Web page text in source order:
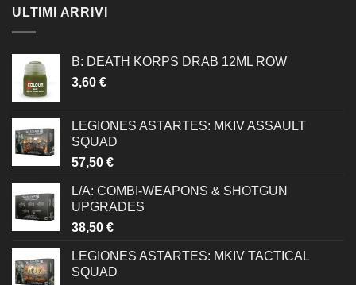
ULTIMI ARRIVI
B: DEATH KORPS DRAB 12ML ROW
3,60 €
LEGIONES ASTARTES: MKIV ASSAULT
SQUAD
57,50 €
L/A: COMBI-WEAPONS & SHOTGUN
UPGRADES
38,50 €
LEGIONES ASTARTES: MKIV TACTICAL
SQUAD